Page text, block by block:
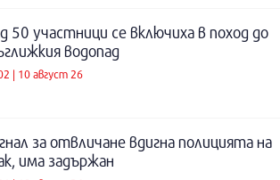
50 участници се включиха в поход до
водопад
| 10 август 26
за отвличане вдигна полицията на
има задържан